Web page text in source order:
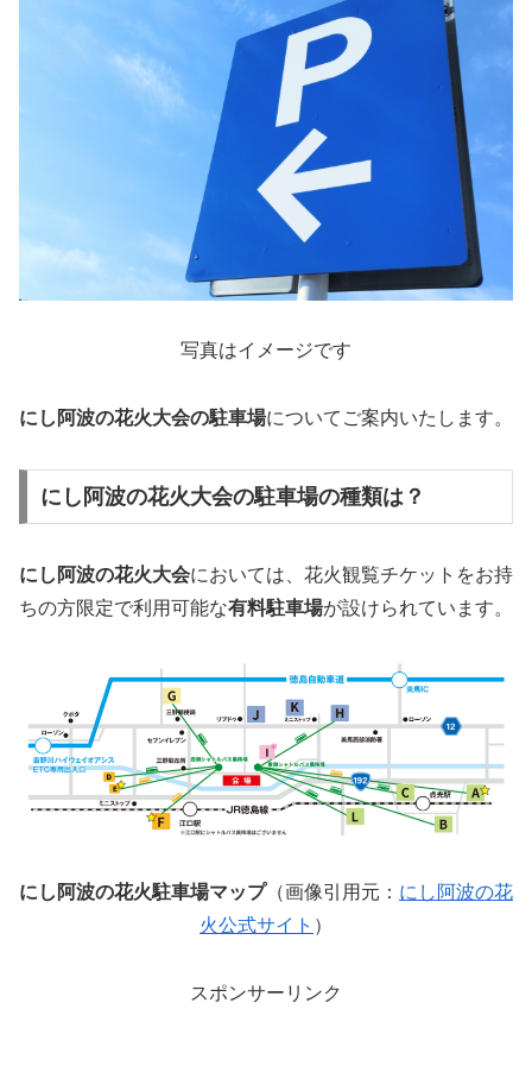
写真はイメージです
にし阿波の花火大会の駐車場についてご案内いたします。
にし阿波の花火大会の駐車場の種類は？
にし阿波の花火大会においては、花火観覧チケットをお持
ちの方限定で利用可能な有料駐車場が設けられています。
にし阿波の花火駐車場マップ（画像引用元： にし阿波の花
火公式サイト ）
スポンサーリンク